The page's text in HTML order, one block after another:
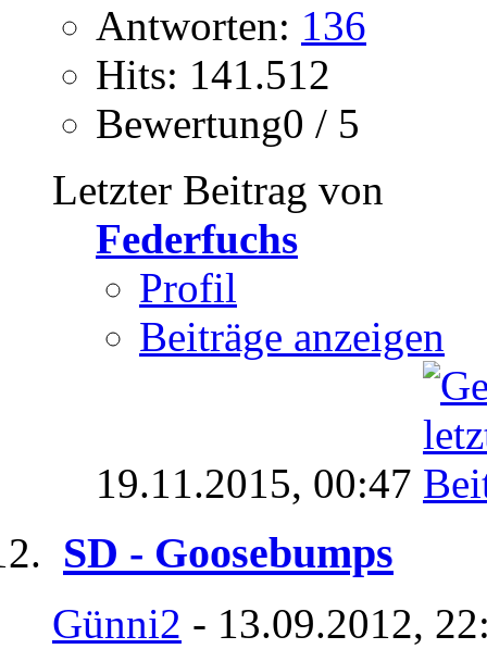
Antworten: 136
Hits: 141.512
Bewertung0 / 5
Letzter Beitrag von
Federfuchs
Profil
Beiträge anzeigen
19.11.2015, 00:47
SD - Goosebumps
Günni2 - 13.09.2012,